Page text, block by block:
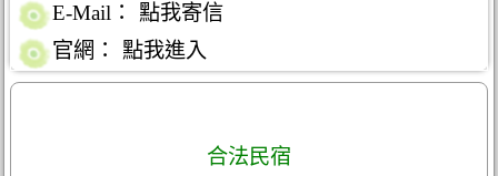
E-Mail：
點我寄信
官網：
點我進入
合法民宿